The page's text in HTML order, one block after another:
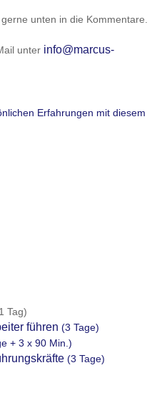
unten in die Kommentare.
unter info@marcus-
Erfahrungen mit diesem
Tag)
führen (3 Tage)
+ 3 x 90 Min.)
(3 Tage)